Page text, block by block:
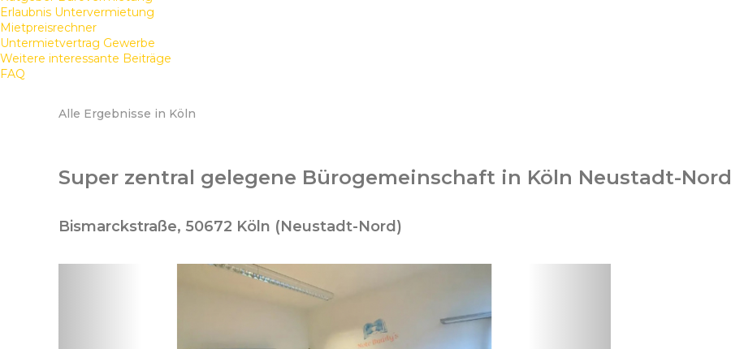
Erlaubnis Untervermietung
Mietpreisrechner
Untermietvertrag Gewerbe
Weitere interessante Beiträge
FAQ
Alle Ergebnisse in Köln
Super zentral gelegene Bürogemeinschaft in Köln Neustadt-Nord
Bismarckstraße, 50672 Köln (Neustadt-Nord)